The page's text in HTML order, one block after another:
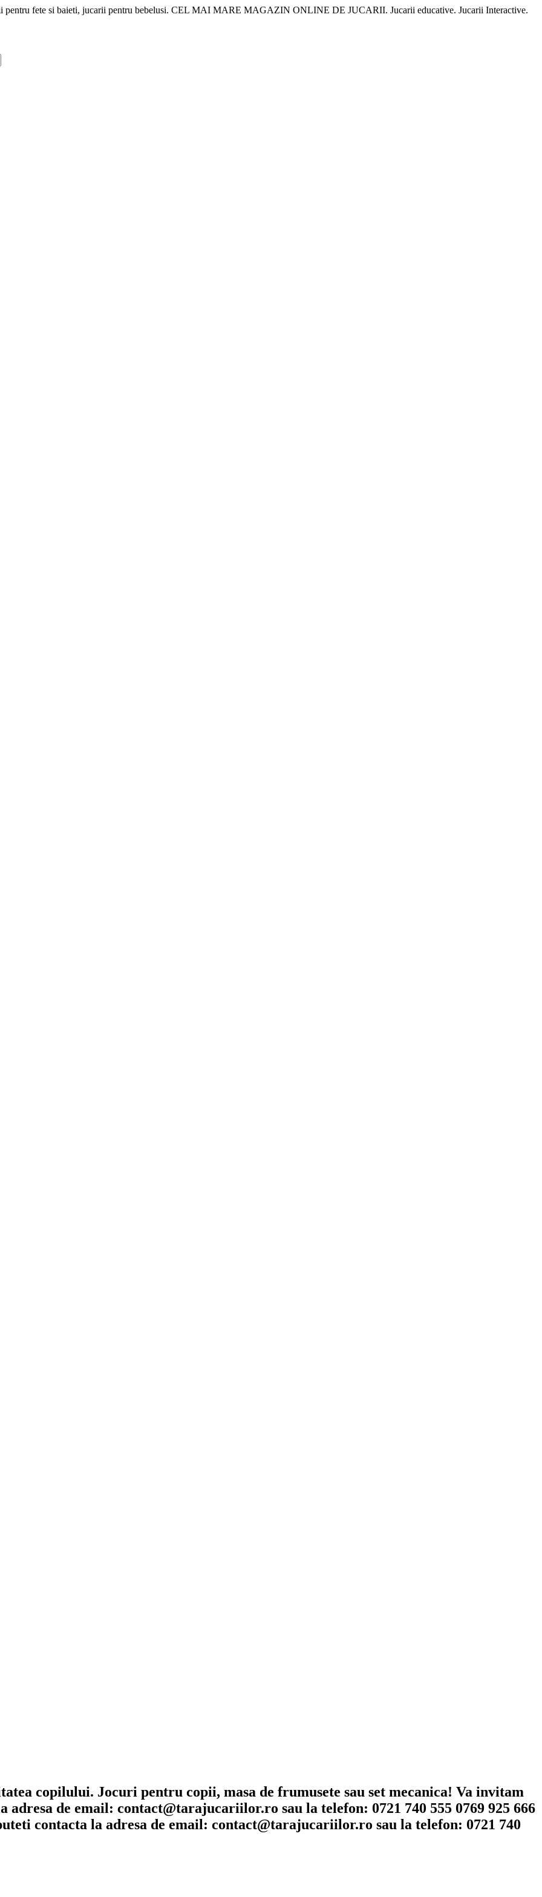
pentru fete si baieti, jucarii pentru bebelusi. CEL MAI MARE MAGAZIN ONLINE DE JUCARII. Jucarii educative. Jucarii Interactive.
copilului. Jocuri pentru copii, masa de frumusete sau set mecanica! Va invitam
adresa de email: contact@tarajucariilor.ro sau la telefon: 0721 740 555 0769 925 666
contacta la adresa de email: contact@tarajucariilor.ro sau la telefon: 0721 740